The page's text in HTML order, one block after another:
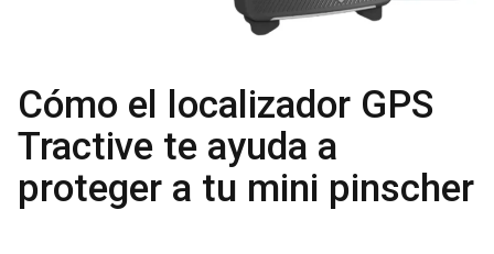
Cómo el localizador GPS
Tractive te ayuda a
proteger a tu mini pinscher